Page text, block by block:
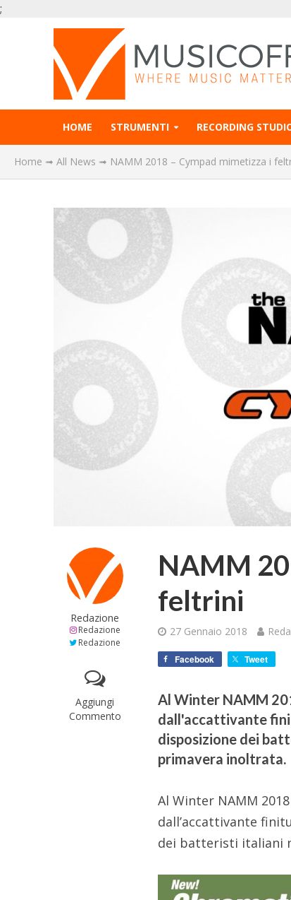
;
HOME STRUMENTI RECORDING
Home ➟ All News ➟ NAMM 2018 – Cympad mimetizza i
Redazione
Redazione
Redazione
Aggiungi
Commento
NAMM
feltrini
27 Gennaio 2018
Facebook Tweet
Al Winter NAMM
dall'accattivante
disposizione dei
primavera inoltrata.
Al Winter NAMM
dall’accattivante
dei batteristi italiani